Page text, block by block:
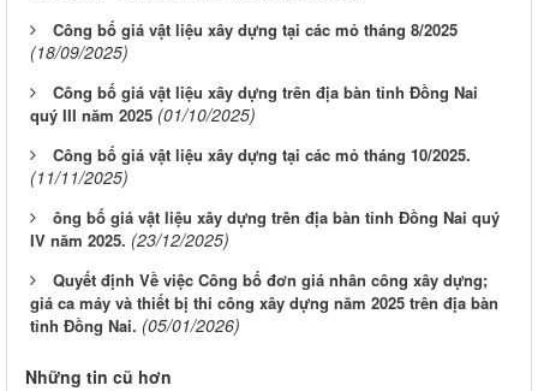
Công bố giá vật liệu xây dựng tại các mỏ tháng 8/2025
(18/09/2025)
Công bố giá vật liệu xây dựng trên địa bàn tỉnh Đồng Nai
quý III năm 2025 (01/10/2025)
Công bố giá vật liệu xây dựng tại các mỏ tháng 10/2025.
(11/11/2025)
ông bố giá vật liệu xây dựng trên địa bàn tỉnh Đồng Nai quý
IV năm 2025. (23/12/2025)
Quyết định Về việc Công bố đơn giá nhân công xây dựng;
giá ca máy và thiết bị thi công xây dựng năm 2025 trên địa bàn
tỉnh Đồng Nai. (05/01/2026)
Những tin cũ hơn